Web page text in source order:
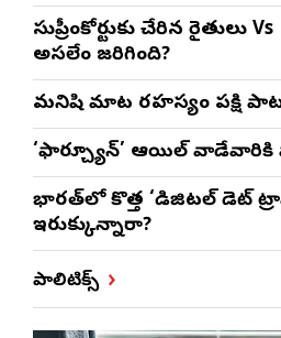
సుప్రీంకోర్టుకు చేరిన రైతులు
అసలేం జరిగింది?
మనిషి మాట రహస్యం పక్షి
‘ఫార్చ్యూన్’ ఆయిల్ వాడేవారికి
భారత్‌లో కొత్త ‘డిజిటల్ డెట్
ఇరుక్కున్నారా?
పాలిటిక్స్